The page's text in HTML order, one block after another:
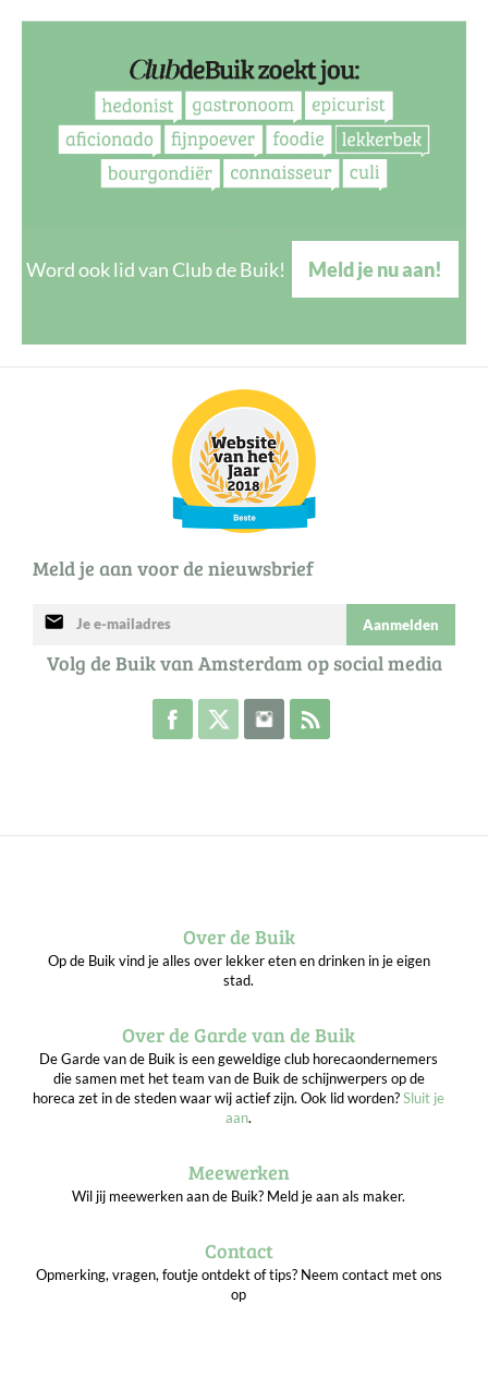
Word ook lid van Club de Buik! Meld je nu aan!
Meld je aan voor de nieuwsbrief
mail Aanmelden
Volg de Buik van Amsterdam op social media
Volg de Buik op Facebook
Volg de Buik op Twitter
Volg de Buik op Instagram
Over de Buik
Op de Buik vind je alles over lekker eten en drinken in je eigen
stad.
Over de Garde van de Buik
De Garde van de Buik is een geweldige club horecaondernemers
die samen met het team van de Buik de schijnwerpers op de
horeca zet in de steden waar wij actief zijn. Ook lid worden?Sluit je
aan.
Meewerken
Wil jij meewerken aan de Buik? Meld je aan als maker.
Contact
Opmerking, vragen, foutje ontdekt of tips? Neem contact met ons
op